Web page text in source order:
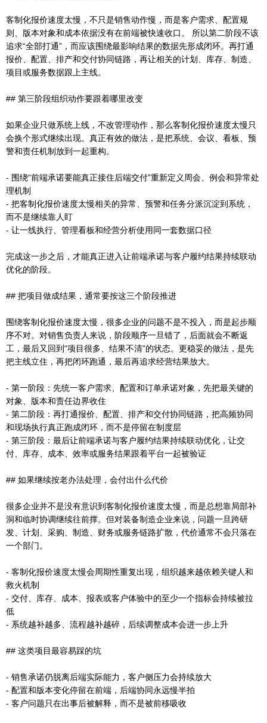
客制化报价速度太慢，不只是销售动作慢，而是客户需求、配置规
则、版本对象和成本依据没有在前端被快速收口。 所以第二阶段不该
追求“全部打通”，而应该围绕最影响结果的数据先形成闭环。再打通
报价、配置、排产和交付协同链路，再让相关的计划、库存、制造、
项目或服务数据跟上主线。
## 第三阶段组织动作要跟着哪里改变
如果企业只做系统上线，不改管理动作，那么客制化报价速度太慢只
会换个形式继续出现。真正有效的做法，是把系统、会议、看板、预
警和责任机制放到一起重构。
- 围绕“前端承诺要能真正接住后端交付”重新定义周会、例会和异常处
理机制
- 把客制化报价速度太慢相关的异常、预警和任务分派沉淀到系统，
而不是继续靠人盯
- 让一线执行、管理看板和经营分析使用同一套数据口径
完成这一步之后，才能真正进入让前端承诺与客户履约结果持续联动
优化的阶段。
## 把项目做成结果，通常要按这三个阶段推进
围绕客制化报价速度太慢，很多企业的问题不是不投入，而是起步顺
序不对。对销售负责人来说，阶段顺序一旦错了，后面就会不断返
工，最后又回到“项目很多、结果不清”的状态。更稳妥的做法，是先
把主线立住，再把闭环跑通，最后再追求经营结果放大。
- 第一阶段：先统一客户需求、配置和订单承诺对象，先把最关键的
对象、版本和责任边界收住
- 第二阶段：再打通报价、配置、排产和交付协同链路，把高频协同
和现场执行真正跑成闭环，而不是停留在制度层
- 第三阶段：最后让前端承诺与客户履约结果持续联动优化，让交
付、库存、成本、效率或服务结果跟着平台一起被验证
## 如果继续按老办法处理，会付出什么代价
很多企业并不是没有意识到客制化报价速度太慢，而是总想靠局部补
洞和临时协调继续往前撑。但对装备制造企业来说，问题一旦跨研
发、计划、采购、制造、财务或服务链路扩散，代价通常不会只落在
一个部门。
- 客制化报价速度太慢会周期性重复出现，组织越来越依赖关键人和
救火机制
- 交付、库存、成本、报表或客户体验中的至少一个指标会持续被拉
低
- 系统越补越多、流程越补越碎，后续调整成本会进一步上升
## 这类项目最容易踩的坑
- 销售承诺仍脱离后端实际能力，客户侧压力会持续放大
- 配置和版本变化停留在前端，后端协同永远慢半拍
- 客户问题只在出事后被解释，而不是被前移吸收